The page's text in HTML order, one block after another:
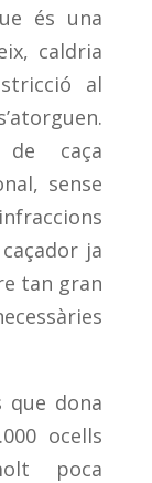
és una
caldria
al
de caça
sense
ja
tan gran
que dona
ocells
poca